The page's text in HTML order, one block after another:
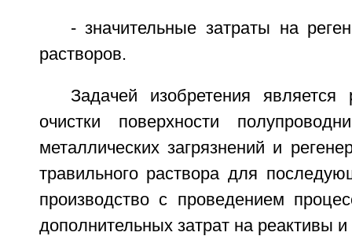
- значительные затраты на
растворов.
Задачей изобретения является
очистки поверхности
металлических загрязнений и
травильного раствора для
производство с проведением
дополнительных затрат на реактивы